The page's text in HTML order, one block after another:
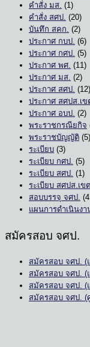
คำสั่ง มส. (1)
คำสั่ง สศป. (20)
บันทึก สคก. (2)
ประกาศ กบป. (6)
ประกาศ กศป. (5)
ประกาศ พศ. (11)
ประกาศ มส. (2)
ประกาศ สศป. (12)
ประกาศ สศปส.เข
ประกาศ อบป. (2)
พระราชกรณียกิจ
พระราชบัญญัติ (5)
ระเบียบ (3)
ระเบียบ กศป. (5)
ระเบียบ สศป. (1)
ระเบียบ สศปส.เข
สอบบรรจุ จศป.
แผนการดำเนินงา
สมัครสอบ จศป.
สมัครสอบ จศป. (
สมัครสอบ จศป. (
สมัครสอบ จศป.
สมัครสอบ จศป. (